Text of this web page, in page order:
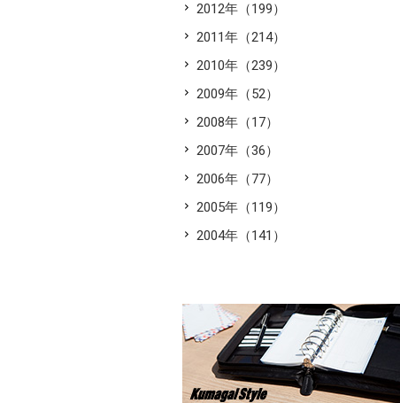
2012年（199）
2011年（214）
2010年（239）
2009年（52）
2008年（17）
2007年（36）
2006年（77）
2005年（119）
2004年（141）